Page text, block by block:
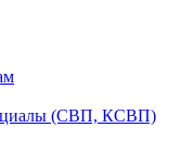
(СВП, КСВП)